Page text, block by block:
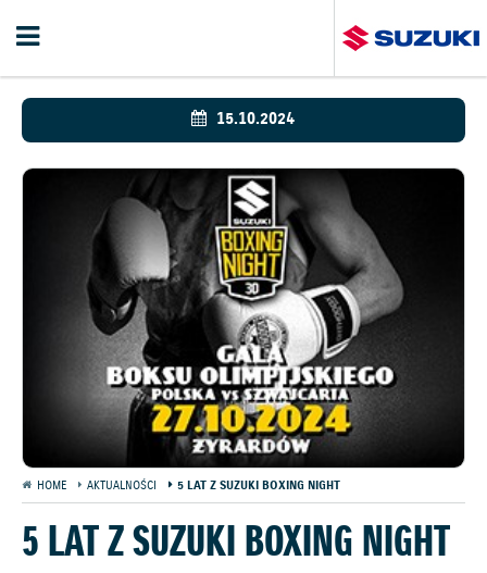
15.10.2024
HOME AKTUALNOŚCI 5 LAT Z SUZUKI BOXING NIGHT
5 LAT Z SUZUKI BOXING NIGHT